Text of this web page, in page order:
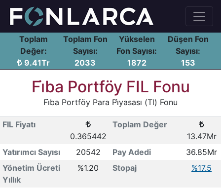
Toplam
Değer:
9.41Tr
Toplam Fon
Sayısı:
2033
Yükselen
Fon Sayısı:
1872
Düşen Fon
Sayısı:
153
Fi̇ba Portföy FIL Fonu
Fi̇ba Portföy Para Pi̇yasası (Tl) Fonu
FIL Fiyatı
0.365442
Toplam Değer
13.47Mr
Yatırımcı Sayısı
20542 Pay Adedi
36.85Mr
Yönetim Ücreti
Yıllık
%1.20 Stopaj %17.5